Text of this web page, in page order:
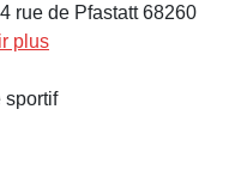
rue de Pfastatt 68260
plus
sportif